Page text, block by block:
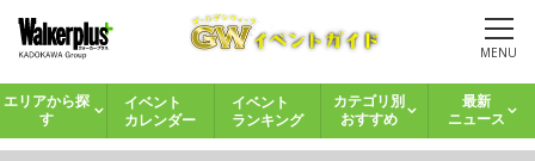
MENU
エリアから探
す
イベント
カレンダー
イベント
ランキング
カテゴリ別
おすすめ
最新
ニュース